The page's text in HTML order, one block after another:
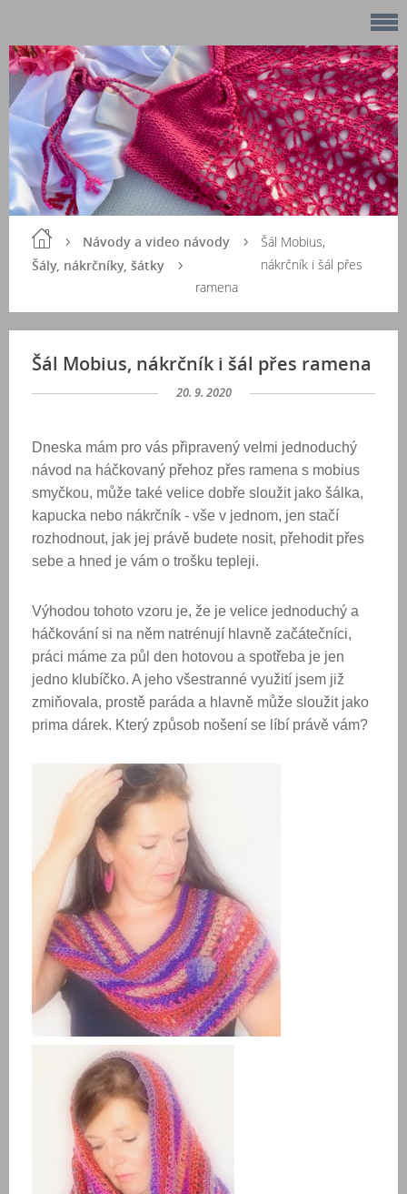
Návody a video návody
Šály, nákrčníky, šátky
Šál Mobius,
nákrčník i šál přes
ramena
Šál Mobius, nákrčník i šál přes ramena
20. 9. 2020
Dneska mám pro vás připravený velmi jednoduchý
návod na háčkovaný přehoz přes ramena s mobius
smyčkou, může také velice dobře sloužit jako šálka,
kapucka nebo nákrčník - vše v jednom, jen stačí
rozhodnout, jak jej právě budete nosit, přehodit přes
sebe a hned je vám o trošku tepleji.
Výhodou tohoto vzoru je, že je velice jednoduchý a
háčkování si na něm natrénují hlavně začátečníci,
práci máme za půl den hotovou a spotřeba je jen
jedno klubíčko. A jeho všestranné využití jsem již
zmiňovala, prostě paráda a hlavně může sloužit jako
prima dárek. Který způsob nošení se líbí právě vám?